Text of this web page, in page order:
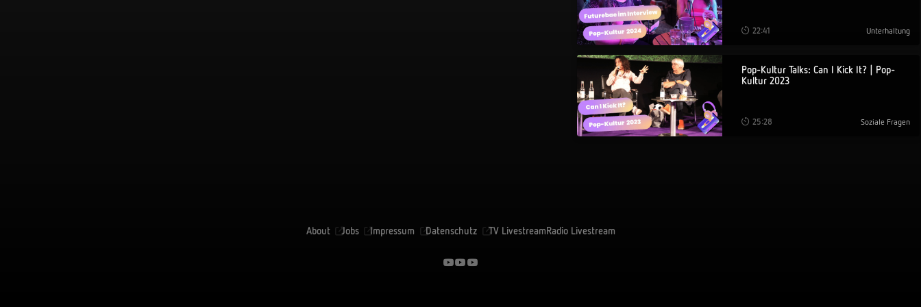
22:41 Unterhaltung
Pop-Kultur Talks: Can I Kick It? | Pop-
Kultur 2023
25:28 Soziale Fragen
About Jobs Impressum Datenschutz TV LivestreamRadio Livestream